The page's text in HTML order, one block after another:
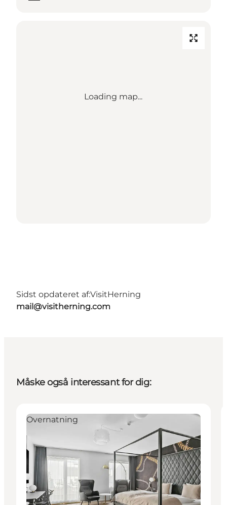
Loading map...
Sidst opdateret af:VisitHerning
mail@visitherning.com
Måske også interessant for dig:
Overnatning